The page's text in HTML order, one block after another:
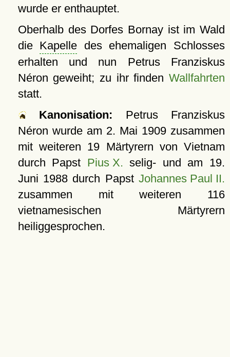
wurde er enthauptet.
Oberhalb des Dorfes Bornay ist im Wald
die Kapelle des ehemaligen Schlosses
erhalten und nun Petrus Franziskus
Néron geweiht; zu ihr finden Wallfahrten
statt.
Kanonisation: Petrus Franziskus
Néron wurde am 2. Mai 1909zusammen
mit weiteren 19 Märtyrern von Vietnam
durch Papst Pius X. selig- und am 19.
Juni 1988 durch Papst Johannes Paul II.
zusammen mit weiteren 116
vietnamesischen Märtyrern
heiliggesprochen.